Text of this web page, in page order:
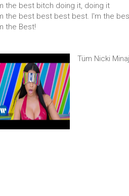
the best bitch doing it, doing it
the best best best best. I'm the
the Best!
Tüm Nicki